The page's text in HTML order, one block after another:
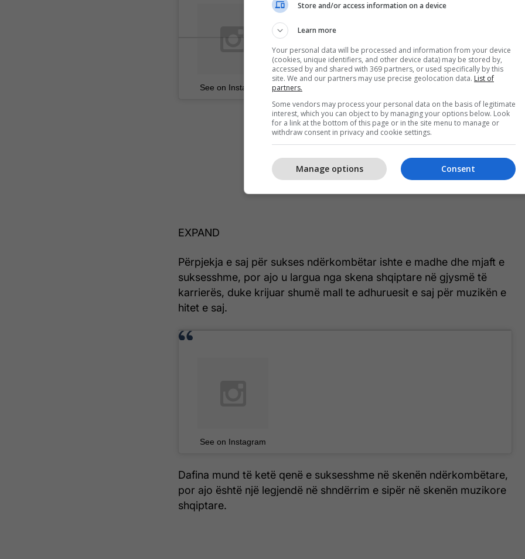
See on Instagram
EXPAND
Përpjekja e saj për sukses ndërkombëtar ishte e madhe dhe mjaft e
suksesshme, por ajo u largua nga skena shqiptare në gjysmë të
karrierës, duke krijuar shumë mall te adhuruesit e saj për muzikën e
hitet e saj.
See on Instagram
Dafina mund të ketë qenë e suksesshme në skenën ndërkombëtare,
por ajo është një legjendë në shndërrim e sipër në skenën muzikore
shqiptare.
Store and/or access information on a device
Learn more
Your personal data will be processed and information from your device
(cookies, unique identifiers, and other device data) may be stored by,
accessed by and shared with 369 partners, or used specifically by this
site. We and our partners may use precise geolocation data. List of
partners.
Some vendors may process your personal data on the basis of legitimate
interest, which you can object to by managing your options below. Look
for a link at the bottom of this page or in the site menu to manage or
withdraw consent in privacy and cookie settings.
Consent
Manage options